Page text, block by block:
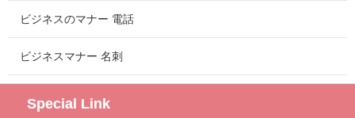
ビジネスのマナー 電話
ビジネスマナー 名刺
Special Link